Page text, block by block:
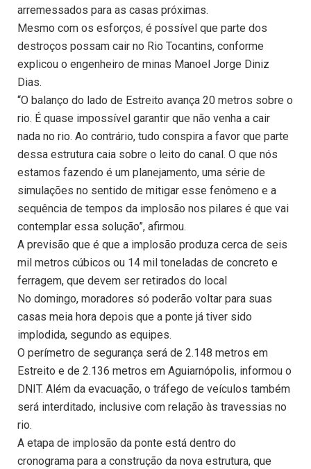
arremessados para as casas próximas.
Mesmo com os esforços, é possível que parte dos
destroços possam cair no Rio Tocantins, conforme
explicou o engenheiro de minas Manoel Jorge Diniz
Dias.
“O balanço do lado de Estreito avança 20 metros sobre o
rio. É quase impossível garantir que não venha a cair
nada no rio. Ao contrário, tudo conspira a favor que parte
dessa estrutura caia sobre o leito do canal. O que nós
estamos fazendo é um planejamento, uma série de
simulações no sentido de mitigar esse fenômeno e a
sequência de tempos da implosão nos pilares é que vai
contemplar essa solução”, afirmou.
A previsão que é que a implosão produza cerca de seis
mil metros cúbicos ou 14 mil toneladas de concreto e
ferragem, que devem ser retirados do local
No domingo, moradores só poderão voltar para suas
casas meia hora depois que a ponte já tiver sido
implodida, segundo as equipes.
O perímetro de segurança será de 2.148 metros em
Estreito e de 2.136 metros em Aguiarnópolis, informou o
DNIT. Além da evacuação, o tráfego de veículos também
será interditado, inclusive com relação às travessias no
rio.
A etapa de implosão da ponte está dentro do
cronograma para a construção da nova estrutura, que